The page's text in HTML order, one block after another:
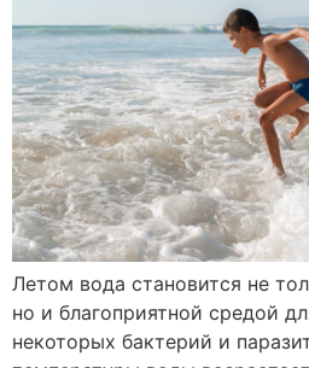
Летом вода становится не
но и благоприятной средой
некоторых бактерий и